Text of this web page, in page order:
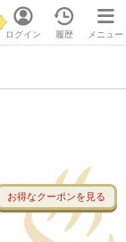
ログイン 履歴 メニュー
お得なクーポンを見る